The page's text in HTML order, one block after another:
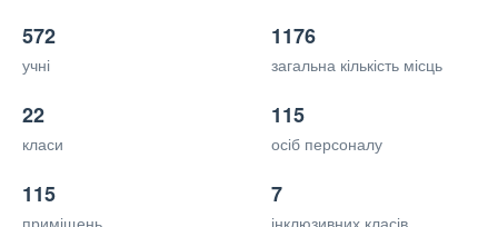
572
учні
1176
загальна кількість місць
22
класи
115
осіб персоналу
115 7